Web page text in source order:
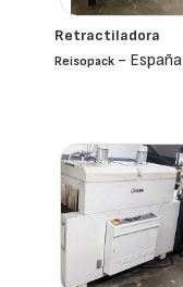
Retractiladora
Reisopack - España